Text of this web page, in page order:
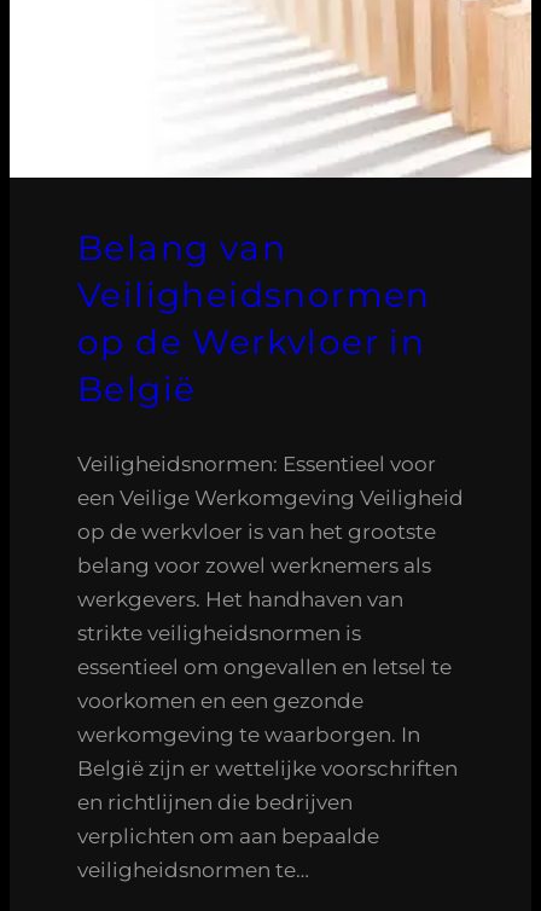
Belang van
Veiligheidsnormen
op de Werkvloer in
België
Veiligheidsnormen: Essentieel voor
een Veilige Werkomgeving Veiligheid
op de werkvloer is van het grootste
belang voor zowel werknemers als
werkgevers. Het handhaven van
strikte veiligheidsnormen is
essentieel om ongevallen en letsel te
voorkomen en een gezonde
werkomgeving te waarborgen. In
België zijn er wettelijke voorschriften
en richtlijnen die bedrijven
verplichten om aan bepaalde
veiligheidsnormen te…